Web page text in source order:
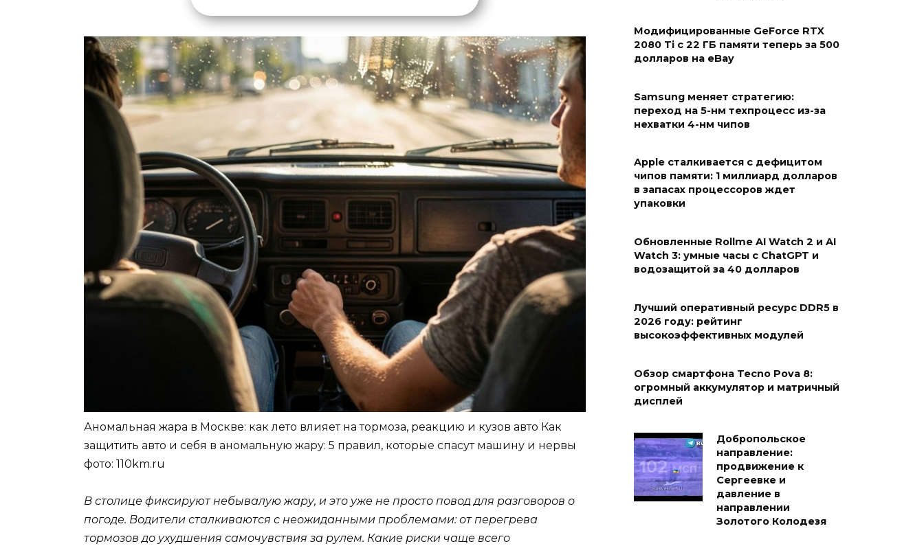
Аномальная жара в Москве: как лето влияет на тормоза, реакцию и кузов авто Как
защитить авто и себя в аномальную жару: 5 правил, которые спасут машину и нервы
фото: 110km.ru
В столице фиксируют небывалую жару, и это уже не просто повод для разговоров о
погоде. Водители сталкиваются с неожиданными проблемами: от перегрева
тормозов до ухудшения самочувствия за рулем. Какие риски чаще всего
Модифицированные GeForce RTX
2080 Ti с 22 ГБ памяти теперь за 500
долларов на eBay
Samsung меняет стратегию:
переход на 5-нм техпроцесс из-за
нехватки 4-нм чипов
Apple сталкивается с дефицитом
чипов памяти: 1 миллиард долларов
в запасах процессоров ждет
упаковки
Обновленные Rollme AI Watch 2 и AI
Watch 3: умные часы с ChatGPT и
водозащитой за 40 долларов
Лучший оперативный ресурс DDR5 в
2026 году: рейтинг
высокоэффективных модулей
Обзор смартфона Tecno Pova 8:
огромный аккумулятор и матричный
дисплей
Добропольское
направление:
продвижение к
Сергеевке и
давление в
направлении
Золотого Колодезя